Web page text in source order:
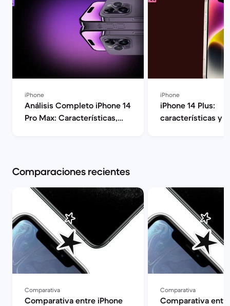
iPhone
Análisis Completo iPhone 14
Pro Max: Características,
iPhone
iPhone 14 Plus:
características y
Comparaciones recientes
Comparativa
Comparativa entre iPhone
Comparativa
Comparativa